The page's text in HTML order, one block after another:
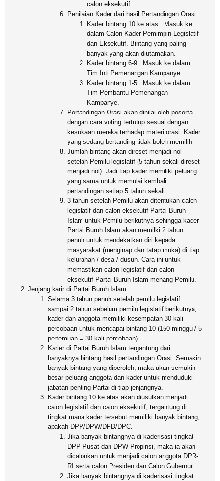
calon eksekutif.
Penilaian Kader dari hasil Pertandingan Orasi :
Kader bintang 10 ke atas : Masuk ke
dalam Calon Kader Pemimpin Legislatif
dan Eksekutif. Bintang yang paling
banyak yang akan diutamakan.
Kader bintang 6-9 : Masuk ke dalam
Tim Inti Pemenangan Kampanye.
Kader bintang 1-5 : Masuk ke dalam
Tim Pembantu Pemenangan
Kampanye.
Pertandingan Orasi akan dinilai oleh peserta
dengan cara voting tertutup sesuai dengan
kesukaan mereka terhadap materi orasi. Kader
yang sedang bertanding tidak boleh memilih.
Jumlah bintang akan direset menjadi nol
setelah Pemilu legislatif (5 tahun sekali direset
menjadi nol). Jadi tiap kader memiliki peluang
yang sama untuk memulai kembali
pertandingan setiap 5 tahun sekali.
3 tahun setelah Pemilu akan ditentukan calon
legislatif dan calon eksekutif Partai Buruh
Islam untuk Pemilu berikutnya sehingga kader
Partai Buruh Islam akan memilki 2 tahun
penuh untuk mendekatkan diri kepada
masyarakat (menginap dan tatap muka) di tiap
kelurahan / desa / dusun. Cara ini untuk
memastikan calon legislatif dan calon
eksekutif Partai Buruh Islam menang Pemilu.
Jenjang karir di Partai Buruh Islam
Selama 3 tahun penuh setelah pemilu legislatif
sampai 2 tahun sebelum pemilu legislatif berikutnya,
kader dan anggota memiliki kesempatan 30 kali
percobaan untuk mencapai bintang 10 (150 minggu / 5
pertemuan = 30 kali percobaan).
Karier di Partai Buruh Islam tergantung dari
banyaknya bintang hasil pertandingan Orasi. Semakin
banyak bintang yang diperoleh, maka akan semakin
besar peluang anggota dan kader untuk menduduki
jabatan penting Partai di tiap jenjangnya.
Kader bintang 10 ke atas akan diusulkan menjadi
calon legislatif dan calon eksekutif, tergantung di
tingkat mana kader tersebut memiliki banyak bintang,
apakah DPP/DPW/DPD/DPC.
Jika banyak bintangnya di kaderisasi tingkat
DPP Pusat dan DPW Propinsi, maka ia akan
dicalonkan untuk menjadi calon anggota DPR-
RI serta calon Presiden dan Calon Gubernur.
Jika banyak bintangnya di kaderisasi tingkat